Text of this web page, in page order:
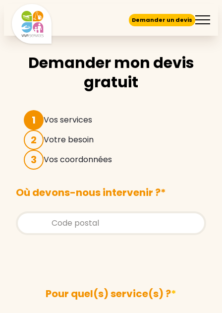
Demander un devis
Demander mon devis
gratuit
1 Vos services
2 Votre besoin
3 Vos coordonnées
Où devons-nous intervenir ?*
Store locator global - Autocompletion
Rechercher
Pour quel(s) service(s) ?*